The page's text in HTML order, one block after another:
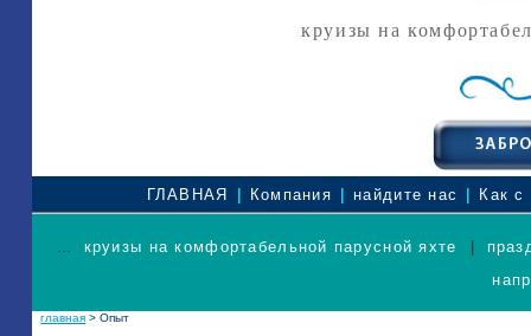
круизы на
ГЛАВНАЯ | Компания | найдите нас | Как с
круизы на комфортабельной парусной яхте
главная > Опыт